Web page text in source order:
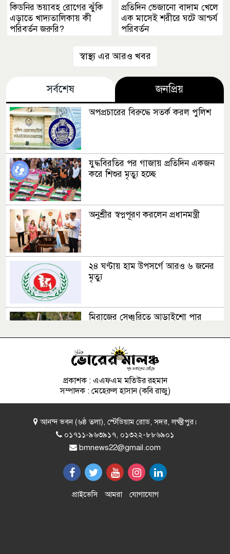
কিডনির ভয়াবহ রোগের ঝুঁকি
এড়াতে খাদ্যতালিকায় কী
পরিবর্তন জরুরি?
প্রতিদিন ভেজানো বাদাম খেলে
এক মাসেই শরীরে ঘটে আশ্চর্য
পরিবর্তন
স্বাস্থ্য এর আরও খবর
সর্বশেষ জনপ্রিয়
অপপ্রচারের বিরুদ্ধে সতর্ক করল পুলিশ
যুদ্ধবিরতির পর গাজায় প্রতিদিন একজন
করে শিশুর মৃত্যু হচ্ছে
অনুশ্রীর স্বপ্নপূরণ করলেন প্রধানমন্ত্রী
২৪ ঘণ্টায় হাম উপসর্গে আরও ৬ জনের
মৃত্যু
মিরাজের সেঞ্চুরিতে আড়াইশো পার
চাঁদপুরে মামলা পরিচালনাকালে
আইনজীবীর মৃত্যু
‘ত্রুটি’র বিষয়ে মুক্তিযুদ্ধ মন্ত্রণালয়ের দুঃখ
প্রকাশ
অস্ট্রেলিয়ার বিপক্ষে টেস্টে বাংলাদেশের
স্কোয়াড ঘোষণা
প্রকাশক : এএফএম মতিউর রহমান
সম্পাদক : মেহেরুল হাসান (কবি রাজু)
আনন্দ ভবন (৬ষ্ঠ তলা), স্টেডিয়াম রোড, সদর, লক্ষ্মীপুর।
০১৭১১-৯৬৩৯১৭, ০১৩২২-৮৮৬৯০১
bmnews22@gmail.com
প্রাইভেসি আমরা যোগাযোগ